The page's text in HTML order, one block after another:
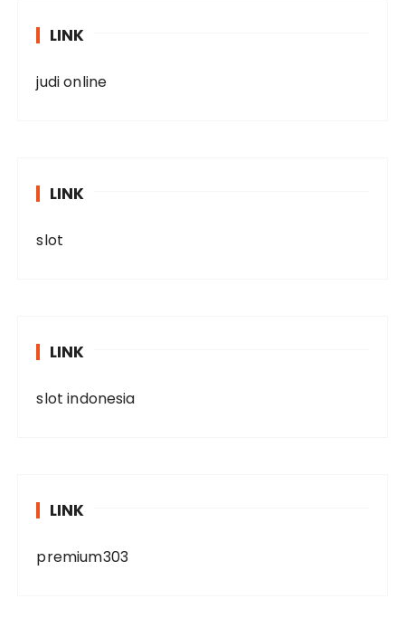
LINK
judi online
LINK
slot
LINK
slot indonesia
LINK
premium303